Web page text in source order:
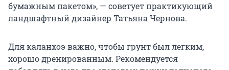
бумажным пакетом», — советует практикующий
ландшафтный дизайнер Татьяна Чернова.
Для каланхоэ важно, чтобы грунт был легким,
хорошо дренированным. Рекомендуется